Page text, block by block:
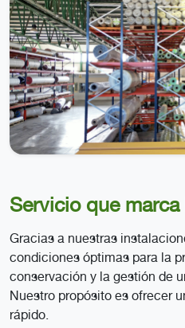
Servicio que
Gracias a nuestras
condiciones óptimas para la
conservación y la gestión de
Nuestro propósito es ofrecer
rápido.